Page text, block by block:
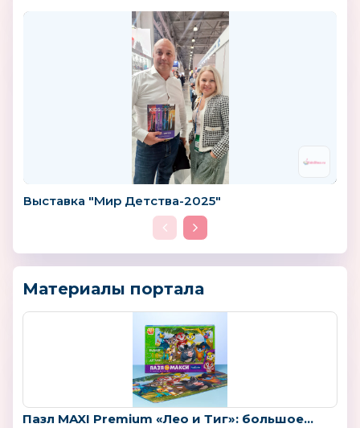
Выставка "Мир Детства-2025"
Материалы портала
Пазл MAXI Premium «Лео и Тиг»: большое...